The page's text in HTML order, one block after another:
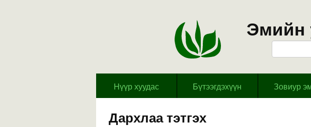
Эмийн
Hүүр хуудас Бүтээгдэхүүн Зовиур
Дархлаа тэтгэх